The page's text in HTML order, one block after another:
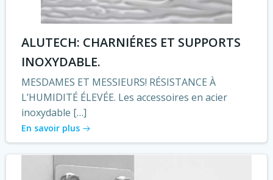
ALUTECH: CHARNIÉRES ET SUPPORTS
INOXYDABLE.
MESDAMES ET MESSIEURS! RÉSISTANCE À
L’HUMIDITÉ ÉLEVÉE. Les accessoires en acier
inoxydable […]
En savoir plus